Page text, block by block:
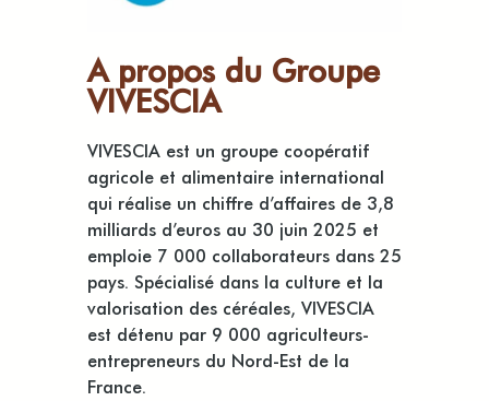
A propos du Groupe
VIVESCIA
VIVESCIA est un groupe coopératif
agricole et alimentaire international
qui réalise un chiffre d’affaires de 3,8
milliards d’euros au 30 juin 2025 et
emploie 7 000 collaborateurs dans 25
pays. Spécialisé dans la culture et la
valorisation des céréales, VIVESCIA
est détenu par 9 000 agriculteurs-
entrepreneurs du Nord-Est de la
France.